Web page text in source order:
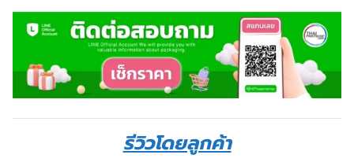
รีวิวโดยลูกค้า